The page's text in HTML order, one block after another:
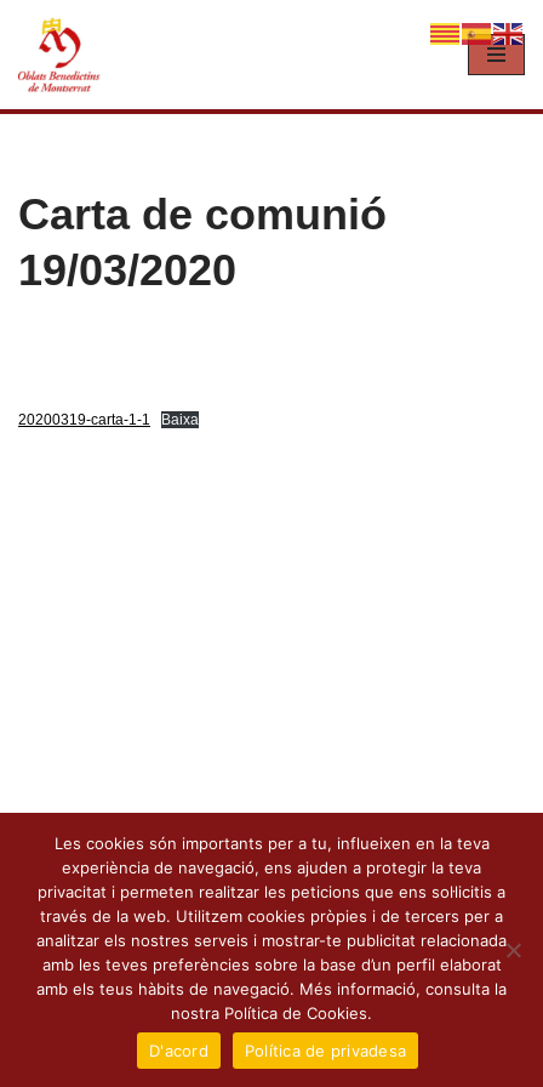
al
Carta de comunió
19/03/2020
20200319-carta-1-1 Baixa
Les cookies són importants per a tu, influeixen en la teva
experiència de navegació, ens ajuden a protegir la teva
privacitat i permeten realitzar les peticions que ens sol·licitis a
través de la web. Utilitzem cookies pròpies i de tercers per a
analitzar els nostres serveis i mostrar-te publicitat relacionada
amb les teves preferències sobre la base d’un perfil elaborat
amb els teus hàbits de navegació. Més informació, consulta la
nostra Política de Cookies.
D'acord
Política de privadesa